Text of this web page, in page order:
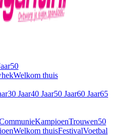
50
Welkom thuis
30 Jaar40 Jaar50 Jaar60 Jaar65
KampioenTrouwen50
Welkom thuisFestivalVoetbal